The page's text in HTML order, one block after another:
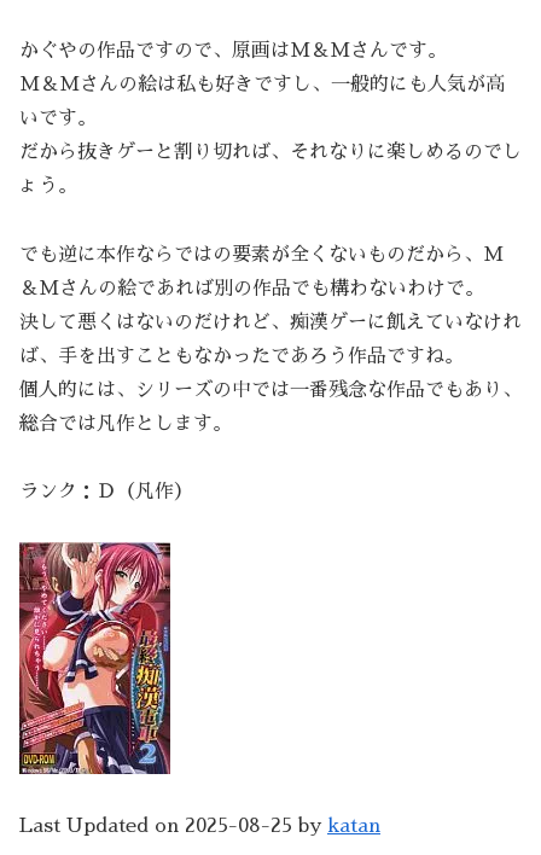
かぐやの作品ですので、原画はM＆Mさんです。
M＆Mさんの絵は私も好きですし、一般的にも人気が高
いです。
だから抜きゲーと割り切れば、それなりに楽しめるのでし
ょう。
でも逆に本作ならではの要素が全くないものだから、M
＆Mさんの絵であれば別の作品でも構わないわけで。
決して悪くはないのだけれど、痴漢ゲーに飢えていなけれ
ば、手を出すこともなかったであろう作品ですね。
個人的には、シリーズの中では一番残念な作品でもあり、
総合では凡作とします。
ランク：Ｄ（凡作）
Last Updated on 2025-08-25 by katan